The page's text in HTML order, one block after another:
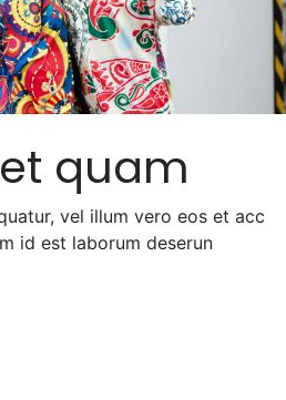
quam
vel illum vero eos et acc
id est laborum deserun